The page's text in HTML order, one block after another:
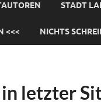
STADT
<<< NICHTS
letzter